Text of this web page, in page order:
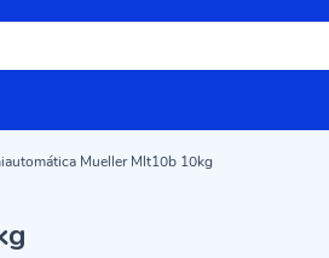
Mueller Mlt10b 10kg